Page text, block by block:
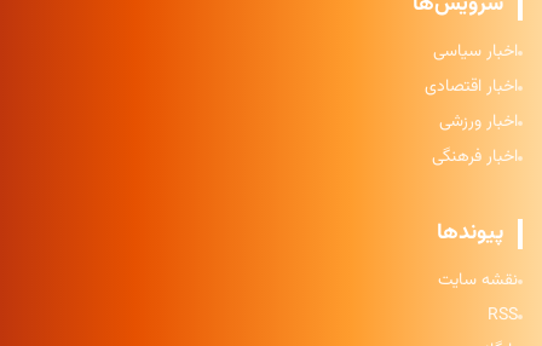
اخبار سیاسی
اخبار اقتصادی
اخبار ورزشی
اخبار فرهنگی
پیوندها
نقشه سایت
RSS